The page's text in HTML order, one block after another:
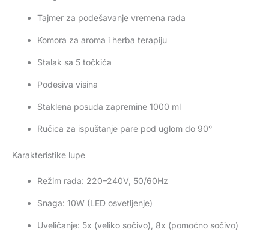
Tajmer za podešavanje vremena rada
Komora za aroma i herba terapiju
Stalak sa 5 točkića
Podesiva visina
Staklena posuda zapremine 1000 ml
Ručica za ispuštanje pare pod uglom do 90°
Karakteristike lupe
Režim rada: 220–240V, 50/60Hz
Snaga: 10W (LED osvetljenje)
Uveličanje: 5x (veliko sočivo), 8x (pomoćno sočivo)